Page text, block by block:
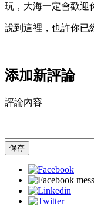
玩，大海一定會歡迎
說到這裡，也許你已
添加新評論
評論內容
保存